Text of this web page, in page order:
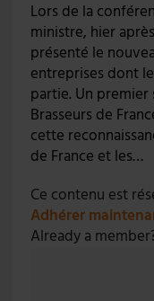
Lors de la
ministre, hier
présenté le
entreprises dont
partie. Un
Brasseurs de
cette
de France et les…
Ce contenu est
Adhérer
Already a